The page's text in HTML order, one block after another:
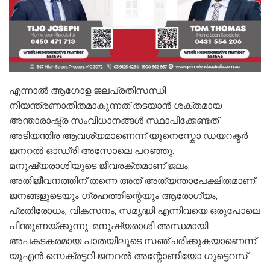
എന്നാൽ ആഗോള ജലപ്രതിസന്ധി
നിയന്ത്രണാതീതമാകുന്നത് തടയാൻ ശക്തമായ
അന്താരാഷ്ട്ര സംവിധാനങ്ങൾ സ്ഥാപിക്കേണ്ടത്
അടിയന്തിര ആവശ്യമാണെന്ന് യുനെസ്കോ ഡയറക്ടർ
ജനറൽ ഓഡ്രി അസോലെ പറഞ്ഞു.
മനുഷ്യരാശിയുടെ ജീവരക്തമാണ് ജലം.
അതിജീവനത്തിന് തന്നെ അത് അത്യന്താപേക്ഷിതമാണ്.
ജനങ്ങളുടെയും ഗ്രഹത്തിന്റെയും ആരോഗ്യം,
പ്രതിരോധം, വികസനം, സമൃദ്ധി എന്നിവയെ ഒരുപോലെ
പിന്തുണയ്ക്കുന്നു. മനുഷ്യരാശി അന്ധമായി
അപകടകരമായ പാതയിലൂടെ സഞ്ചരിക്കുകയാണെന്ന്
യുഎൻ സെക്രട്ടറി ജനറൽ അന്റോണിയോ ഗുട്ടെറസ്